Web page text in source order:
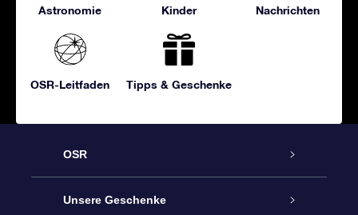
Astronomie Kinder Nachrichten
OSR-Leitfaden Tipps & Geschenke
OSR
Service
Unsere Geschenke